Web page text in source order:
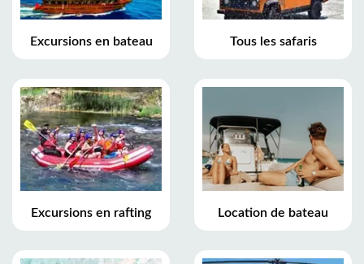
Excursions en bateau Tous les safaris
Excursions en rafting Location de bateau